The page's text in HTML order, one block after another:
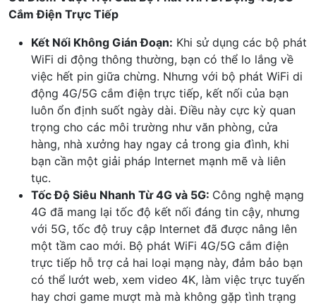
Cắm Điện Trực Tiếp
Kết Nối Không Gián Đoạn: Khi sử dụng các bộ phát
WiFi di động thông thường, bạn có thể lo lắng về
việc hết pin giữa chừng. Nhưng với bộ phát WiFi di
động 4G/5G cắm điện trực tiếp, kết nối của bạn
luôn ổn định suốt ngày dài. Điều này cực kỳ quan
trọng cho các môi trường như văn phòng, cửa
hàng, nhà xưởng hay ngay cả trong gia đình, khi
bạn cần một giải pháp Internet mạnh mẽ và liên
tục.
Tốc Độ Siêu Nhanh Từ 4G và 5G: Công nghệ mạng
4G đã mang lại tốc độ kết nối đáng tin cậy, nhưng
với 5G, tốc độ truy cập Internet đã được nâng lên
một tầm cao mới. Bộ phát WiFi 4G/5G cắm điện
trực tiếp hỗ trợ cả hai loại mạng này, đảm bảo bạn
có thể lướt web, xem video 4K, làm việc trực tuyến
hay chơi game mượt mà mà không gặp tình trạng